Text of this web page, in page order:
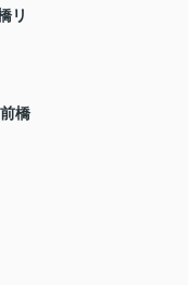
リ
橋